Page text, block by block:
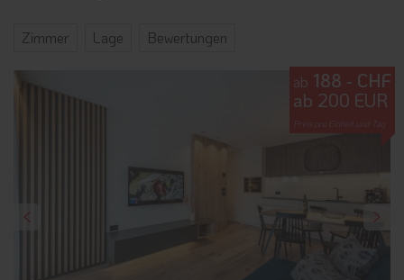
Zimmer Lage Bewertungen
ab 188 - CHF
ab 200 EUR